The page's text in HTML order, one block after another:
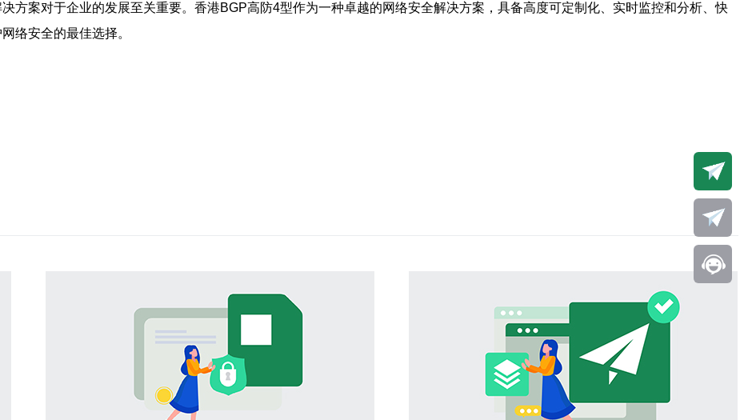
方案对于企业的发展至关重要。香港BGP高防4型作为一种卓越的网络安全解决方案，具备高度可定制化、实时监控和分析、快
络安全的最佳选择。